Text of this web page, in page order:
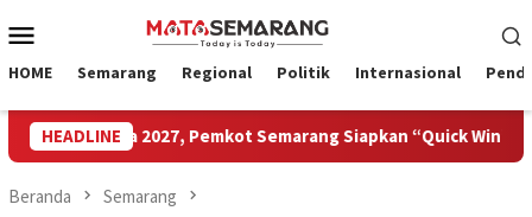
ke
Mobile
HOME Semarang Regional Politik Internasional
HEADLINE
2027, Pemkot Semarang Siapkan “Quick Win” dan
Beranda Semarang